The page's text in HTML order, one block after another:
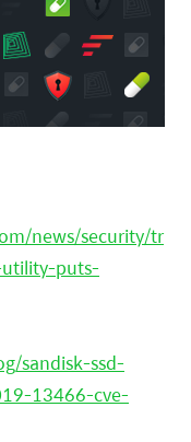
news/security/tr
puts-
sandisk-ssd-
13466-cve-